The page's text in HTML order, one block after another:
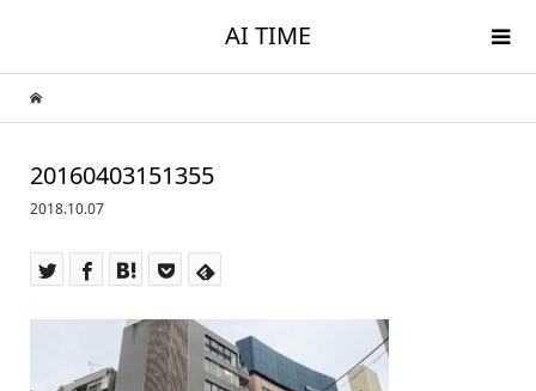
AI TIME
20160403151355
2018.10.07